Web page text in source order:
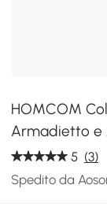
HOMCOM
Armadietto e
5 (3)
Spedito da